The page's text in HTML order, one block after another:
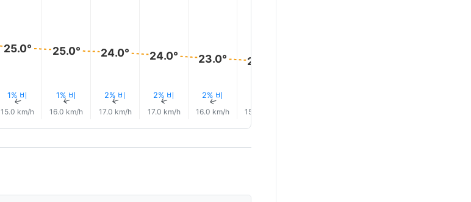
25.0°
1% 비
↑
15.0 km/h
25.0°
1% 비
↑
16.0 km/h
24.0°
2% 비
↑
17.0 km/h
24.0°
2% 비
↑
17.0 km/h
23.0°
2% 비
↑
16.0 km/h
23.0°
15.0 km/h